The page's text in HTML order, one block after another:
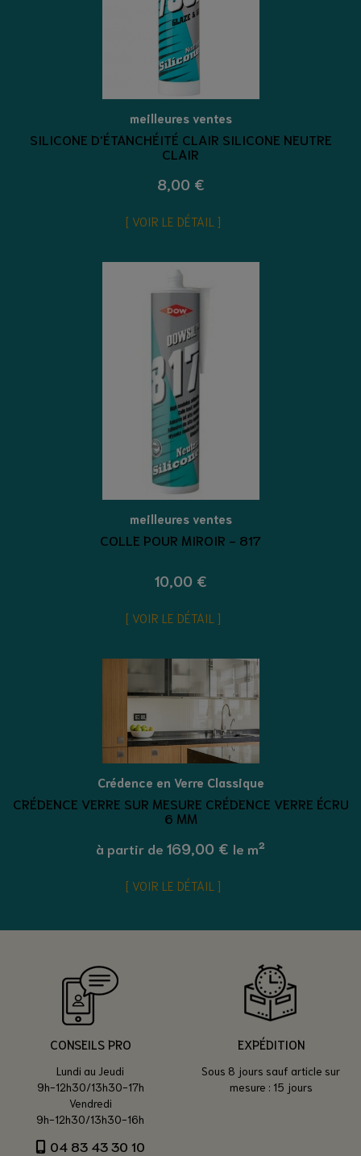
meilleures ventes
SILICONE D'ÉTANCHÉITÉ CLAIR SILICONE NEUTRE
CLAIR
8,00 €
VOIR LE DÉTAIL
meilleures ventes
COLLE POUR MIROIR - 817
10,00 €
VOIR LE DÉTAIL
Crédence en Verre Classique
CRÉDENCE VERRE SUR MESURE CRÉDENCE VERRE ÉCRU
6 MM
à partir de 169,00 € le m²
VOIR LE DÉTAIL
CONSEILS PRO
Lundi au Jeudi
9h-12h30/13h30-17h
Vendredi
9h-12h30/13h30-16h
04 83 43 30 10
EXPÉDITION
Sous 8 jours sauf article sur
mesure : 15 jours